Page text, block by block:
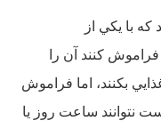
با يكي از
كنند آن را
بكنند، اما فراموش
نتوانند ساعت روز یا